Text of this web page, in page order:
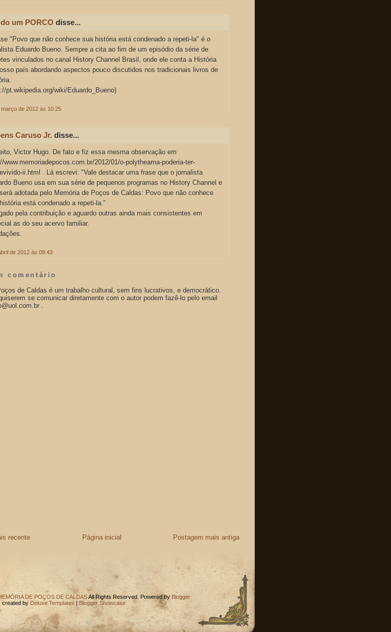
um PORCO disse...
"Povo que não conhece sua história está condenado a repeti-la" é o
Eduardo Bueno. Sempre a cita ao fim de um episódio da série de
vinculados no canal History Channel Brasil, onde ele conta a História
país abordando aspectos pouco discutidos nos tradicionais livros de
pt.wikipedia.org/wiki/Eduardo_Bueno)
março de 2012 às 10:25
Caruso Jr. disse...
Victor Hugo. De fato e fiz essa mesma observação em
www.memoriadepocos.com.br/2012/01/o-polytheama-poderia-ter-
ii.html . Lá escrevi: "Vale destacar uma frase que o jornalista
Bueno usa em sua série de pequenos programas no History Channel e
adotada pelo Memória de Poços de Caldas: Povo que não conhece
está condenado a repeti-la."
pela contribuição e aguardo outras ainda mais consistentes em
as do seu acervo familiar.
de 2012 às 09:43
comentário
de Caldas é um trabalho cultural, sem fins lucrativos, e democrático.
se comunicar diretamente com o autor podem fazê-lo pelo email
.
recente Postagem mais antiga
Página inicial
DE POÇOS DE CALDASAll Rights Reserved. Powered by Blogger
created by Deluxe Templates | Blogger Showcase